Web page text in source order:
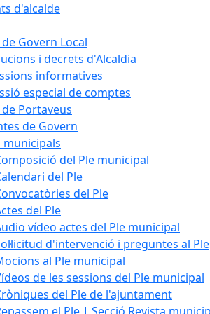
d'alcalde
de Govern Local
i decrets d'Alcaldia
informatives
especial de comptes
de Portaveus
de Govern
municipals
del Ple municipal
del Ple
del Ple
del Ple
vídeo actes del Ple municipal
d'intervenció i preguntes al Ple
al Ple municipal
de les sessions del Ple municipal
del Ple de l'ajuntament